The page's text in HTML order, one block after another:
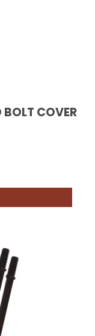
BOLT COVER